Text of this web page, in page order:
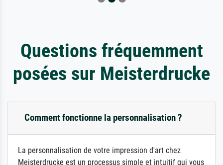
Questions fréquemment
posées sur Meisterdrucke
Comment fonctionne la personnalisation ?
La personnalisation de votre impression d'art chez
Meisterdrucke est un processus simple et intuitif qui vous